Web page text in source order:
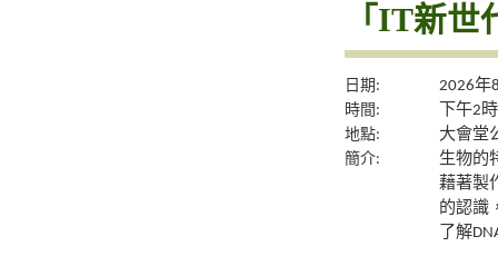
「IT新
日期:
2026年
時間:
下午2
地點:
大會堂
簡介:
生物的
藉著製
的認識
了解